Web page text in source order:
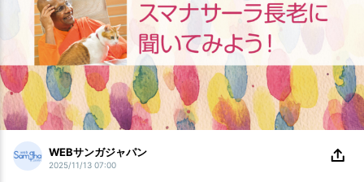
WEBサンガジャパン
2025/11/13 07:00